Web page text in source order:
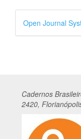
por
Open Journal
Cadernos Br
2420,